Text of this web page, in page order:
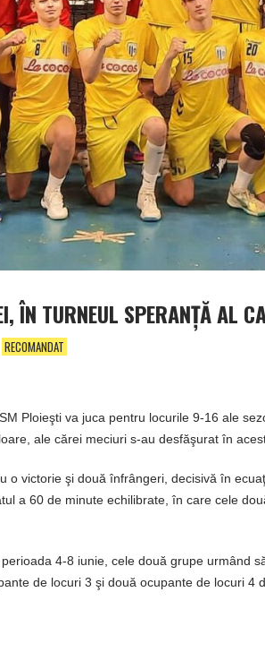
ÎN TURNEUL SPERANŢĂ AL
RECOMANDAT
Ploieşti va juca pentru locurile 9-16 ale
ale cărei meciuri s-au desfăşurat în
o victorie şi două înfrângeri, decisivă în
a 60 de minute echilibrate, în care cele
4-8 iunie, cele două grupe urmând
de locuri 3 şi două ocupante de locuri 4